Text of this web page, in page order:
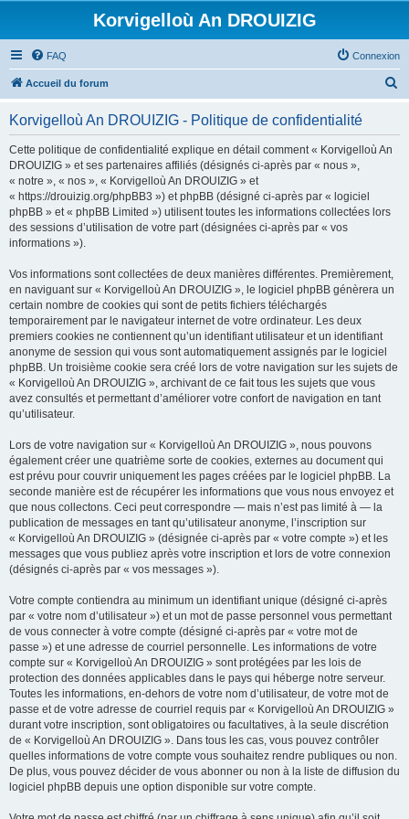
Korvigelloù An DROUIZIG
FAQ Connexion
Accueil du forum
Korvigelloù An DROUIZIG - Politique de confidentialité
Cette politique de confidentialité explique en détail comment « Korvigelloù An
DROUIZIG » et ses partenaires affiliés (désignés ci-après par « nous »,
« notre », « nos », « Korvigelloù An DROUIZIG » et
« https://drouizig.org/phpBB3 ») et phpBB (désigné ci-après par « logiciel
phpBB » et « phpBB Limited ») utilisent toutes les informations collectées lors
des sessions d’utilisation de votre part (désignées ci-après par « vos
informations »).
Vos informations sont collectées de deux manières différentes. Premièrement,
en naviguant sur « Korvigelloù An DROUIZIG », le logiciel phpBB génèrera un
certain nombre de cookies qui sont de petits fichiers téléchargés
temporairement par le navigateur internet de votre ordinateur. Les deux
premiers cookies ne contiennent qu’un identifiant utilisateur et un identifiant
anonyme de session qui vous sont automatiquement assignés par le logiciel
phpBB. Un troisième cookie sera créé lors de votre navigation sur les sujets de
« Korvigelloù An DROUIZIG », archivant de ce fait tous les sujets que vous
avez consultés et permettant d’améliorer votre confort de navigation en tant
qu’utilisateur.
Lors de votre navigation sur « Korvigelloù An DROUIZIG », nous pouvons
également créer une quatrième sorte de cookies, externes au document qui
est prévu pour couvrir uniquement les pages créées par le logiciel phpBB. La
seconde manière est de récupérer les informations que vous nous envoyez et
que nous collectons. Ceci peut correspondre — mais n’est pas limité à — la
publication de messages en tant qu’utilisateur anonyme, l’inscription sur
« Korvigelloù An DROUIZIG » (désignée ci-après par « votre compte ») et les
messages que vous publiez après votre inscription et lors de votre connexion
(désignés ci-après par « vos messages »).
Votre compte contiendra au minimum un identifiant unique (désigné ci-après
par « votre nom d’utilisateur ») et un mot de passe personnel vous permettant
de vous connecter à votre compte (désigné ci-après par « votre mot de
passe ») et une adresse de courriel personnelle. Les informations de votre
compte sur « Korvigelloù An DROUIZIG » sont protégées par les lois de
protection des données applicables dans le pays qui héberge notre serveur.
Toutes les informations, en-dehors de votre nom d’utilisateur, de votre mot de
passe et de votre adresse de courriel requis par « Korvigelloù An DROUIZIG »
durant votre inscription, sont obligatoires ou facultatives, à la seule discrétion
de « Korvigelloù An DROUIZIG ». Dans tous les cas, vous pouvez contrôler
quelles informations de votre compte vous souhaitez rendre publiques ou non.
De plus, vous pouvez décider de vous abonner ou non à la liste de diffusion du
logiciel phpBB depuis une option disponible sur votre compte.